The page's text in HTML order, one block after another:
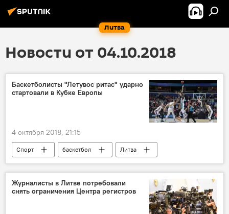
Литва
Новости от 04.10.2018
Баскетболисты "Летувос ритас" ударно
стартовали в Кубке Европы
4 октября 2018, 21:15
Спорт баскетбол
Литва
Кубок Европы по баскетболу
Журналисты в Литве потребовали
снять ограничения Центра регистров